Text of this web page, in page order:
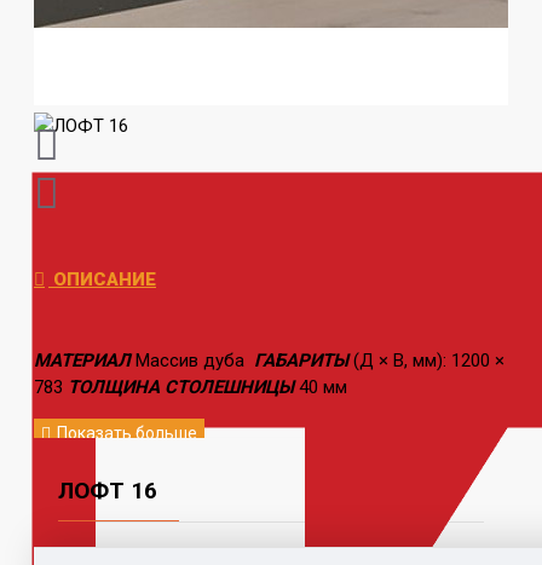
ОПИСАНИЕ
МАТЕРИАЛМассив дуба ГАБАРИТЫ(Д × В, мм): 1200 ×
783 ТОЛЩИНА СТОЛЕШНИЦЫ40 мм
ЛОФТ 16